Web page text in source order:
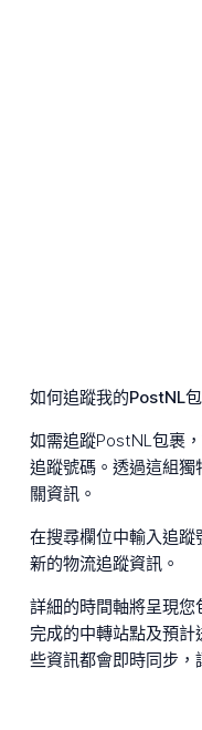
如何追蹤我的PostNL包
如需追蹤PostNL包裹
追蹤號碼。透過這組
關資訊。
在搜尋欄位中輸入追
新的物流追蹤資訊。
詳細的時間軸將呈現
完成的中轉站點及預
些資訊都會即時同步，